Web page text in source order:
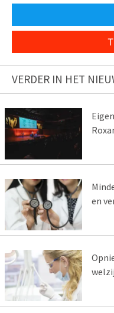
VERDER IN HET
en